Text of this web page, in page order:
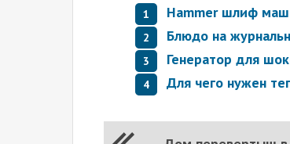
Hammer шлиф
Блюдо на
Генератор для
Для чего нужен